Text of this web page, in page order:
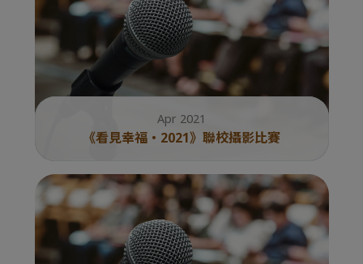
Apr 2021
《看見幸福・2021》聯校攝影比賽